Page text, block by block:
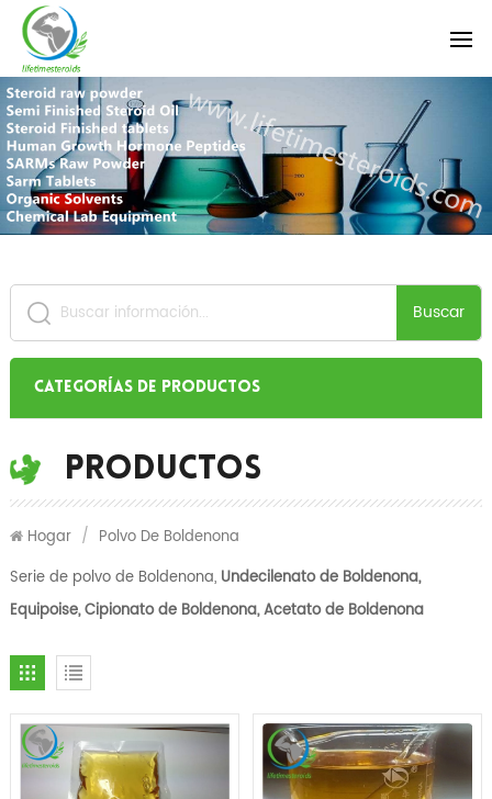
Buscar
Categorías de productos
Productos
Hogar / Polvo De Boldenona
Serie de polvo de Boldenona, Undecilenato de Boldenona,
Equipoise, Cipionato de Boldenona, Acetato de Boldenona